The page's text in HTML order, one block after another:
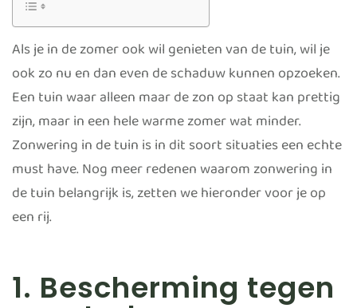
Als je in de zomer ook wil genieten van de tuin, wil je
ook zo nu en dan even de schaduw kunnen opzoeken.
Een tuin waar alleen maar de zon op staat kan prettig
zijn, maar in een hele warme zomer wat minder.
Zonwering in de tuin is in dit soort situaties een echte
must have. Nog meer redenen waarom zonwering in
de tuin belangrijk is, zetten we hieronder voor je op
een rij.
1. Bescherming tegen